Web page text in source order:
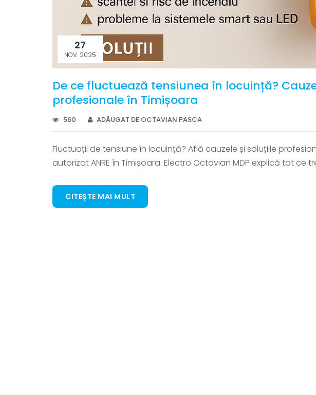
27
NOV. 2025
De ce fluctuează tensiunea în locuință?
profesionale în Timișoara
560 ADĂUGAT DE OCTAVIAN PASCA
Fluctuații de tensiune în locuință? Află cauzele și soluțiile
autorizat ANRE în Timișoara. Electro Octavian MDP explică tot ce
CITEȘTE MAI MULT